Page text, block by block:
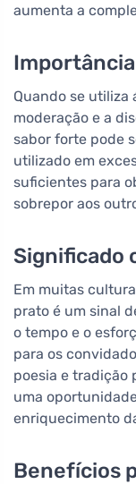
aumenta a
Quando se utiliza
moderação e a
sabor forte pode
utilizado em
suficientes para
sobrepor aos
Significado
Em muitas
prato é um sinal
o tempo e o
para os
poesia e tradição
uma
enriquecimento
Benefícios